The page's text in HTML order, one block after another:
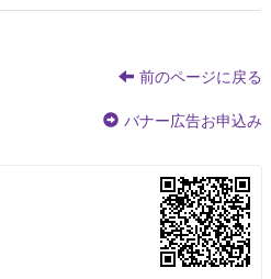
前のページに戻る
バナー広告お申込み